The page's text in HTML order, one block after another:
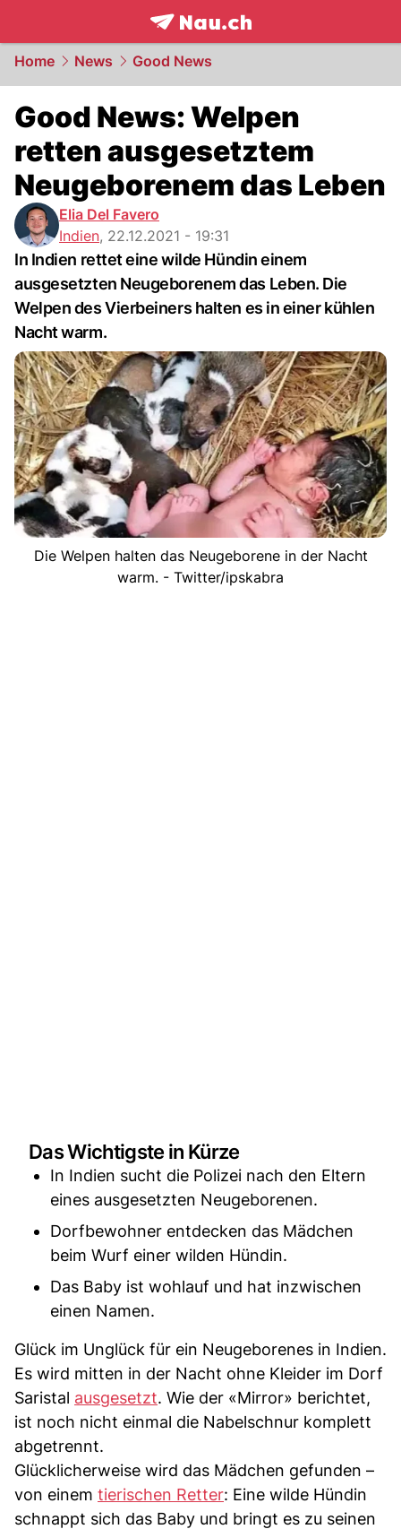
frontpage.NAU.ch
Home News Good News
Good News: Welpen
retten ausgesetztem
Neugeborenem das Leben
Elia Del Favero
Indien, 22.12.2021 - 19:31
In Indien rettet eine wilde Hündin einem
ausgesetzten Neugeborenem das Leben. Die
Welpen des Vierbeiners halten es in einer kühlen
Nacht warm.
Die Welpen halten das Neugeborene in der Nacht
warm. - Twitter/ipskabra
Das Wichtigste in Kürze
In Indien sucht die Polizei nach den Eltern
eines ausgesetzten Neugeborenen.
Dorfbewohner entdecken das Mädchen
beim Wurf einer wilden Hündin.
Das Baby ist wohlauf und hat inzwischen
einen Namen.
Glück im Unglück für ein Neugeborenes in Indien.
Es wird mitten in der Nacht ohne Kleider im Dorf
Saristal ausgesetzt. Wie der «Mirror» berichtet,
ist noch nicht einmal die Nabelschnur komplett
abgetrennt.
Glücklicherweise wird das Mädchen gefunden –
von einem tierischen Retter: Eine wilde Hündin
schnappt sich das Baby und bringt es zu seinen